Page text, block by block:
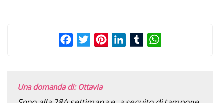
FacebookTwitterPinterestLinkedInTumblr
Una domanda di: Ottavia